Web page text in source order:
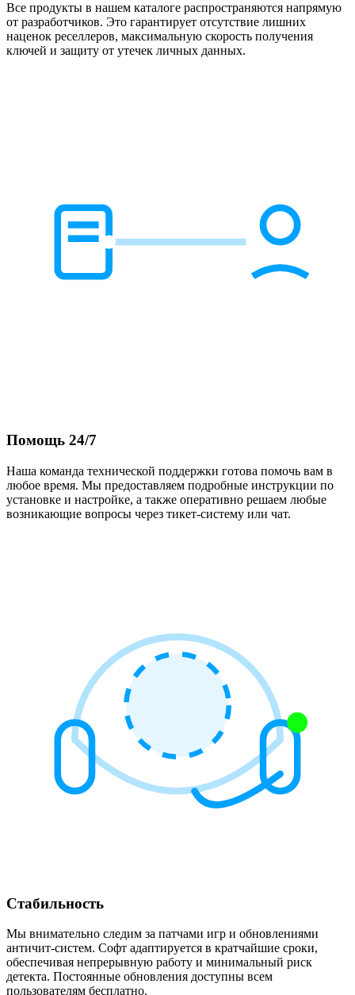
Все продукты в нашем каталоге распространяются напрямую
от разработчиков. Это гарантирует отсутствие лишних
наценок реселлеров, максимальную скорость получения
ключей и защиту от утечек личных данных.
Помощь 24/7
Наша команда технической поддержки готова помочь вам в
любое время. Мы предоставляем подробные инструкции по
установке и настройке, а также оперативно решаем любые
возникающие вопросы через тикет-систему или чат.
Стабильность
Мы внимательно следим за патчами игр и обновлениями
античит-систем. Софт адаптируется в кратчайшие сроки,
обеспечивая непрерывную работу и минимальный риск
детекта. Постоянные обновления доступны всем
пользователям бесплатно.